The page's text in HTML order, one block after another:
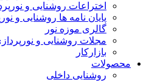
اختراعات روشنایی و
پایان نامه ها روشنایی و
گالری موزه نور
مجلات روشنایی و
بازارکار
محصولات
روشنایی داخلی